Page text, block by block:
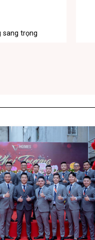
sang trọng